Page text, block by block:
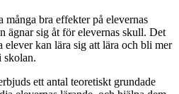
bra effekter på elevernas
ägnar sig åt för elevernas skull. Det
kan lära sig att lära och bli mer
skolan.
ett antal teoretiskt grundade